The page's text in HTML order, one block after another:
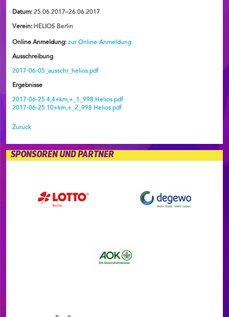
Datum: 25.06.2017–26.06.2017
Verein: HELIOS Berlin
Online Anmeldung: zur Online-Anmeldung
Ausschreibung
2017-06-05_ausschr_helios.pdf
Ergebnisse
2017-06-25 4,4+km,+_1_998 Helios.pdf
2017-06-25 10+km,+_2_998 Helios.pdf
Zurück
SPONSOREN UND PARTNER